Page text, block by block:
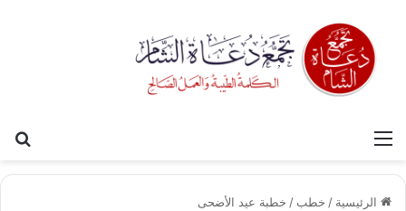
القائمة
الرئيسية / خطب / خطبة عيد الأضحى